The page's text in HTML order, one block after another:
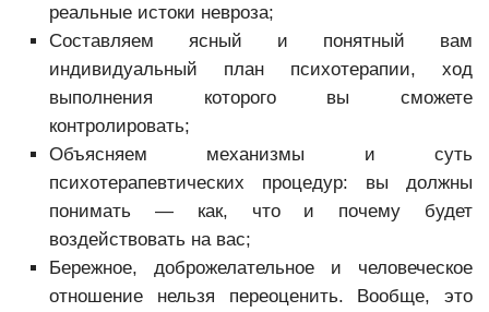
реальные истоки невроза;
Составляем ясный и понятный вам
индивидуальный план психотерапии, ход
выполнения которого вы сможете
контролировать;
Объясняем механизмы и суть
психотерапевтических процедур: вы должны
понимать — как, что и почему будет
воздействовать на вас;
Бережное, доброжелательное и человеческое
отношение нельзя переоценить. Вообще, это